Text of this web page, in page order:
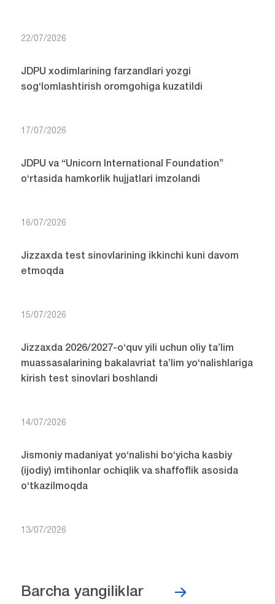
22/07/2026
JDPU xodimlarining farzandlari yozgi
sog‘lomlashtirish oromgohiga kuzatildi
17/07/2026
JDPU va “Unicorn International Foundation”
o‘rtasida hamkorlik hujjatlari imzolandi
16/07/2026
Jizzaxda test sinovlarining ikkinchi kuni davom
etmoqda
15/07/2026
Jizzaxda 2026/2027-o‘quv yili uchun oliy ta’lim
muassasalarining bakalavriat ta’lim yo‘nalishlariga
kirish test sinovlari boshlandi
14/07/2026
Jismoniy madaniyat yo‘nalishi bo‘yicha kasbiy
(ijodiy) imtihonlar ochiqlik va shaffoflik asosida
o‘tkazilmoqda
13/07/2026
Barcha yangiliklar